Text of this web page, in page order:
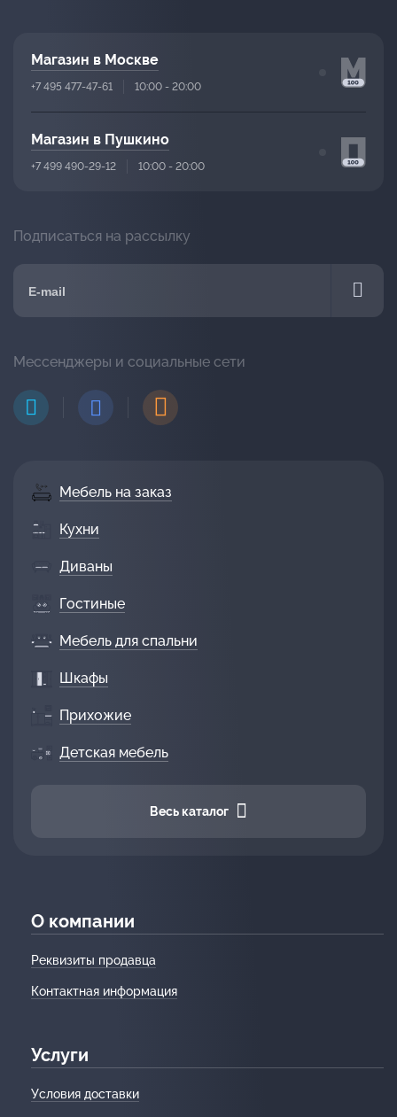
Мебель на заказ
Кухни
Диваны
Гостиные
Мебель для спальни
Шкафы
Прихожие
Детская мебель
Весь каталог
О компании
Реквизиты продавца
Контактная информация
Услуги
Условия доставки
Магазин в Москве
+7 495 477-47-61 10:00 - 20:00
Магазин в Пушкино
+7 499 490-29-12 10:00 - 20:00
Подписаться на рассылку
Мессенджеры и социальные сети